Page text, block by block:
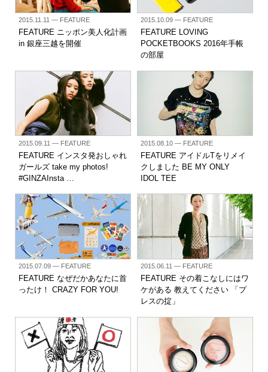
2015.11.11— FEATURE
FEATURE ニッポン美人化計画
in 銀座三越を開催
2015.10.09— FEATURE
FEATURE LOVING
POCKETBOOKS 2016年手帳
の部屋
2015.09.11— FEATURE
FEATURE インスタ発おしゃれ
ガールズ take my photos!
#GINZAInsta …
2015.08.10— FEATURE
FEATURE アイドルTをリメイ
クしました BE MY ONLY
IDOL TEE
2015.07.09— FEATURE
FEATURE なぜだかあなたに首
ったけ！ CRAZY FOR YOU!
2015.06.11— FEATURE
FEATURE その着こなしにはワ
ケがある 教えてください 「プ
レスの掟」